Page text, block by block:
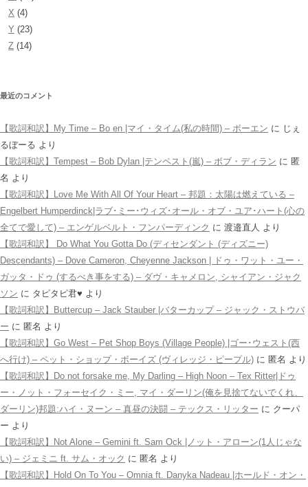
X (4)
Y (23)
Z (14)
最近のコメント
【歌詞和訳】My Time – Bo en |マイ・タイム(私の時間) – ボーエン に じぇ
るぼーる より
【歌詞和訳】Tempest – Bob Dylan |テンペスト(嵐) – ボブ・ディラン に 匿
名 より
【歌詞和訳】Love Me With All Of Your Heart – 邦題：太陽は燃えている –
Engelbert Humperdinck|ラブ･ミー･ウィズ･オール・オブ・ユア･ハート(心の
全てで愛して) – エンゲルベルト・フンパーディンク に 渡邉直人 より
【歌詞和訳】 Do What You Gotta Do (ディセンダント (ディズニー)
Descendants) – Dove Cameron, Cheyenne Jackson | ドゥ・ワット・ユー・
ガッタ・ドゥ (するべき事をする) – ダヴ・キャメロン, シャイアン・ジャク
ソン に タピタピ君♥️ より
【歌詞和訳】Buttercup – Jack Stauber |バターカップ – ジャック・ストウバ
ー に 匿名 より
【歌詞和訳】Go West – Pet Shop Boys (Village People) |ゴー･ウェスト(西
へ行け) – ペット・ショップ・ボーイズ (ヴィレッジ・ピープル) に 匿名 より
【歌詞和訳】Do not forsake me, My Darling – High Noon – Tex Ritter|ドゥ
ー・ノット・フォーセイク・ミー, マイ・ダーリン(俺を見捨てないでくれ、
ダーリン)邦題:ハイ・ヌーン – 真昼の決闘 – テックス・リッター に クーパ
ー より
【歌詞和訳】Not Alone – Gemini ft. Sam Ock |ノット・アローン(1人じゃな
い) – ジェミニ ft. サム・オック に 匿名 より
【歌詞和訳】Hold On To You – Omnia ft. Danyka Nadeau |ホールド・オン・